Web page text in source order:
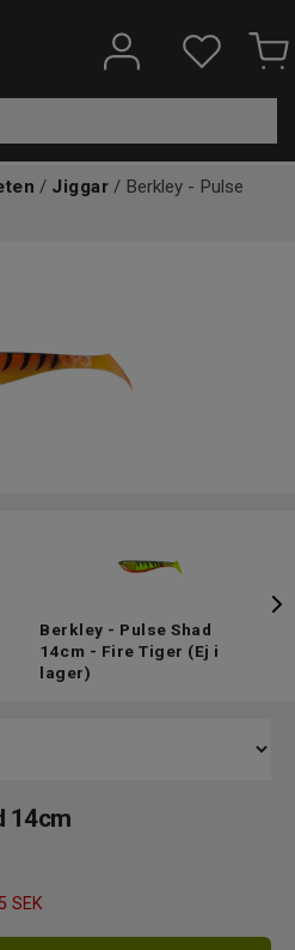
/ Jiggar / Berkley - Pulse
Berkley - Pulse Shad
14cm - Fire Tiger (Ej i
lager)
14cm
SEK